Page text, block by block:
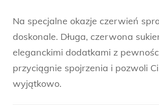
Na specjalne okazje czerwień
doskonale. Długa, czerwona
eleganckimi dodatkami z
przyciągnie spojrzenia i pozwoli
wyjątkowo.